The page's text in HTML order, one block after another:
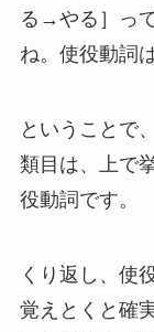
る→やる］っ
ね。使役動詞
ということで
類目は、上で
役動詞です。
くり返し、使
覚えとくと確